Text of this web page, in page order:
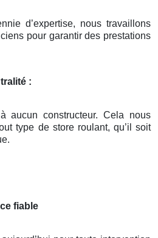
d’expertise, nous travaillons
pour garantir des prestations
:
aucun constructeur. Cela nous
type de store roulant, qu’il soit
fiable